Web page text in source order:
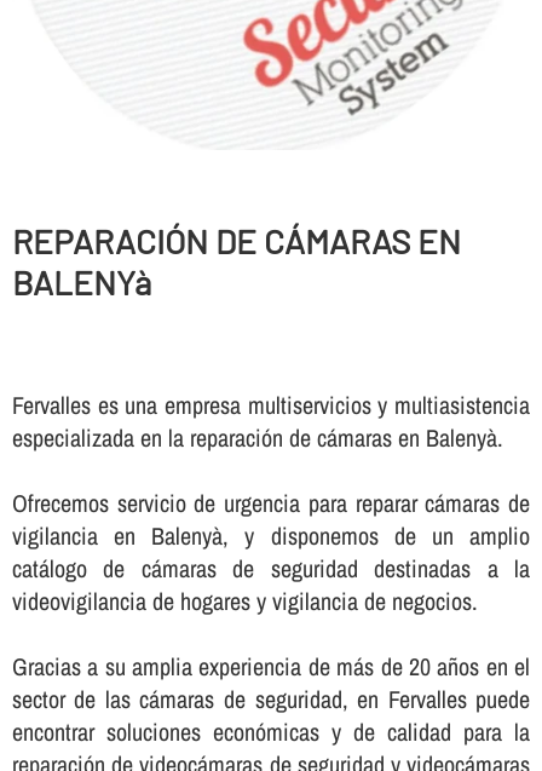
REPARACIÓN DE CÁMARAS EN
BALENYà
Fervalles es una empresa multiservicios y multiasistencia
especializada en la reparación de cámaras en Balenyà.
Ofrecemos servicio de urgencia para reparar cámaras de
vigilancia en Balenyà, y disponemos de un amplio
catálogo de cámaras de seguridad destinadas a la
videovigilancia de hogares y vigilancia de negocios.
Gracias a su amplia experiencia de más de 20 años en el
sector de las cámaras de seguridad, en Fervalles puede
encontrar soluciones económicas y de calidad para la